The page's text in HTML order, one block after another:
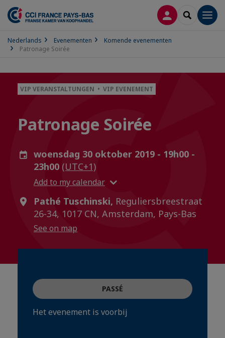
INLOGGEN
SEARCH
Nederlands Evenementen
Komende evenementen
Patronage Soirée
VIP VERANSTALTUNGEN • VIP EVENEMENT
Patronage Soirée
woensdag 30 oktober 2019 - 19h00 -
23h00 (UTC+1)
Add to my calendar
Pathé Tuschinski, Reguliersbreestraat
26-34, 1017 CN, Amsterdam, Pays-Bas
See on map
PASSÉ
Het evenement is voorbij